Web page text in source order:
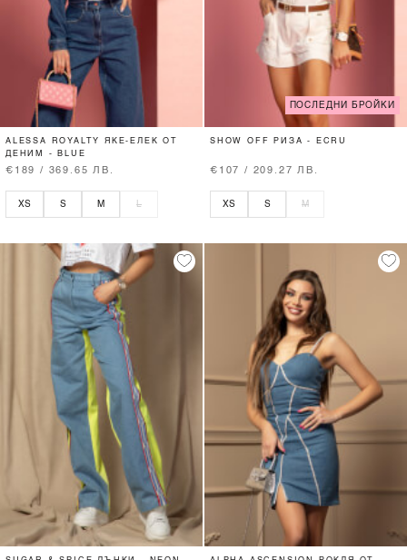
ALESSA ROYALTY ЯКЕ-ЕЛЕК ОТ
ДЕНИМ - BLUE
€189 / 369.65 ЛВ.
XS S M L
ПОСЛЕДНИ БРОЙКИ
SHOW OFF РИЗА - ECRU
€107 / 209.27 ЛВ.
XS S M